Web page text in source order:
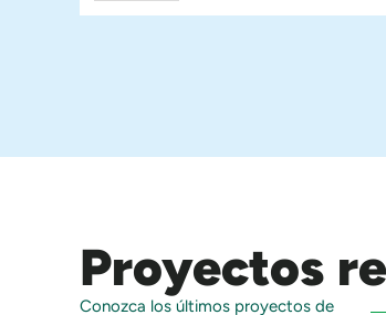
Proyectos
Conozca los últimos proyectos de